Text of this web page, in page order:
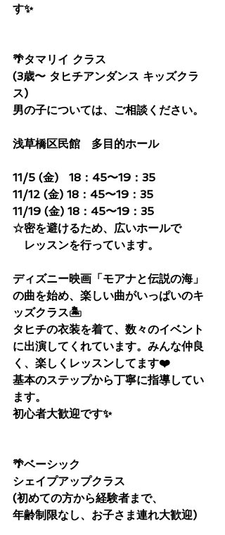
す✨
🌴タマリイ クラス
(3歳〜 タヒチアンダンス キッズクラ
ス)
男の子については、ご相談ください。
浅草橋区民館　多目的ホール
11/5 (金)   18：45〜19：35
11/12 (金) 18：45〜19：35
11/19 (金) 18：45〜19：35
☆密を避けるため、広いホールで
レッスンを行っています。
ディズニー映画「モアナと伝説の海」
の曲を始め、楽しい曲がいっぱいのキ
ッズクラス🏝
タヒチの衣装を着て、数々のイベント
に出演してくれています。みんな仲良
く、楽しくレッスンしてます❤️
基本のステップから丁寧に指導してい
ます。
初心者大歓迎です✨
🌴ベーシック
シェイプアップクラス
(初めての方から経験者まで、
年齢制限なし、お子さま連れ大歓迎)